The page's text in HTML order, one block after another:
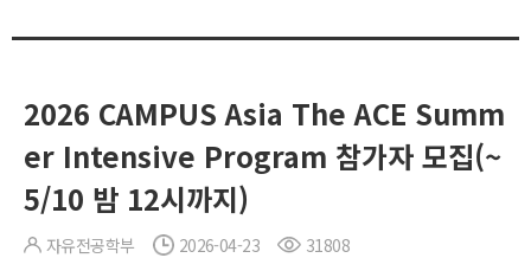
2026 CAMPUS Asia The ACE Summ
er Intensive Program 참가자 모집(~
5/10 밤 12시까지)
자유전공학부 2026-04-23 31808